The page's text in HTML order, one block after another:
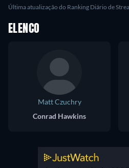
Última atualização do Ranking Diário de
ELENCO
Matt Czuchry
Conrad Hawkins